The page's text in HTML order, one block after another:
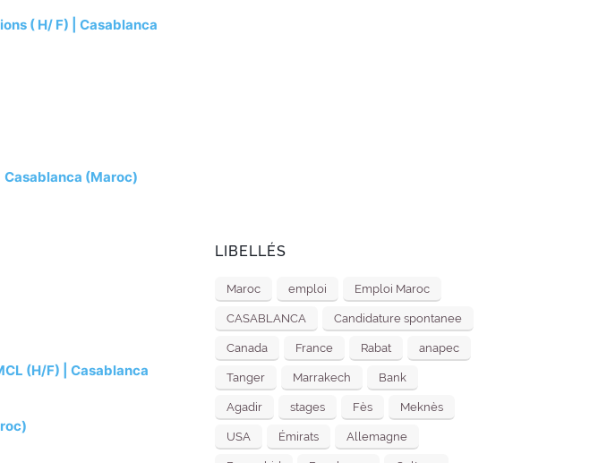
( H/ F) | Casablanca
Casablanca (Maroc)
(H/F) | Casablanca
LIBELLÉS
Maroc emploi Emploi Maroc
CASABLANCA Candidature spontanee
Canada France Rabat anapec
Tanger Marrakech Bank
Agadir stages Fès Meknès
USA Émirats Allemagne